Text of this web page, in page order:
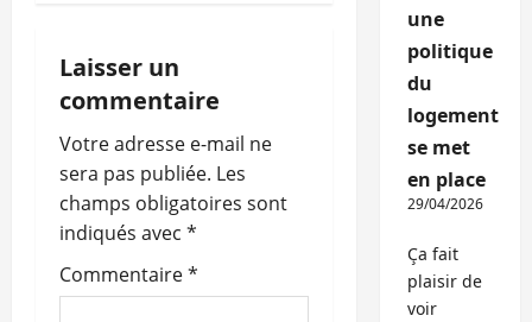
t
i
o
n
d
Laisser un
commentaire
Votre adresse e-mail ne
sera pas publiée. Les
champs obligatoires sont
indiqués avec *
Commentaire*
une
politique
du
logement
se met
en place
29/04/2026
Ça fait
plaisir de
voir